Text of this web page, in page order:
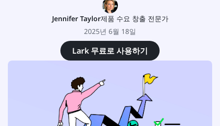
Jennifer Taylor제품 수요 창출 전문가
2025년 6월 18일
Lark 무료로 사용하기